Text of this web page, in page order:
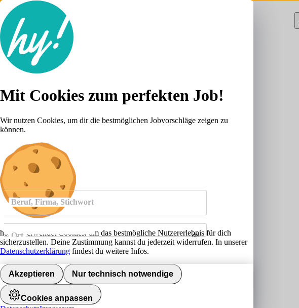
Lebenslauf
Karriere-Tipps
Anmelden
Beruf, Firma, Stichwort
Ort
Umkreis
Jobs finden
Job nicht gefunden!
Mit Cookies zum perfekten Job!
Wir nutzen Cookies, um dir die bestmöglichen Jobvorschläge zeigen zu
können.
hokify verwendet Cookies, um das bestmögliche Nutzererlebnis für dich
sicherzustellen. Deine Zustimmung kannst du jederzeit widerrufen. In unserer
Datenschutzerklärung findest du weitere Infos.
Akzeptieren Nur technisch notwendige
Cookies anpassen